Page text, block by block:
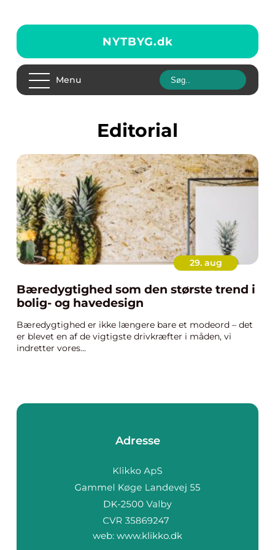
NYTBYG.dk
Menu
editorial
29. aug
Bæredygtighed som den største trend i
bolig- og havedesign
Bæredygtighed er ikke længere bare et modeord – det
er blevet en af de vigtigste drivkræfter i måden, vi
indretter vores...
Adresse
web: www.klikko.dk